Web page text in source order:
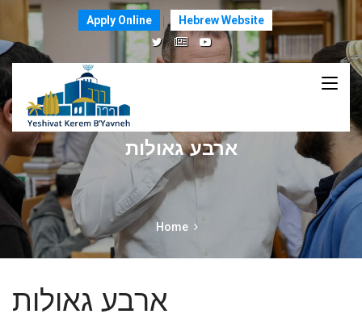
Apply Online Hebrew Website
ארבע גאולות
Home
ארבע גאולות